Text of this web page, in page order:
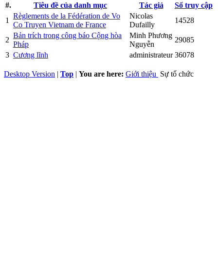
#.
Tiêu đề của danh mục Tác giả
Số truy cập
1
Règlements de la Fédération de Vo
Co Truyen Vietnam de France
Nicolas
Dufailly
14528
2
Bản trích trong công báo Cộng hòa
Pháp
Minh Phương
Nguyễn
29085
3 Cương lĩnh administrateur 36078
Desktop Version | Top | You are here: Giới thiệu Sự tổ chức